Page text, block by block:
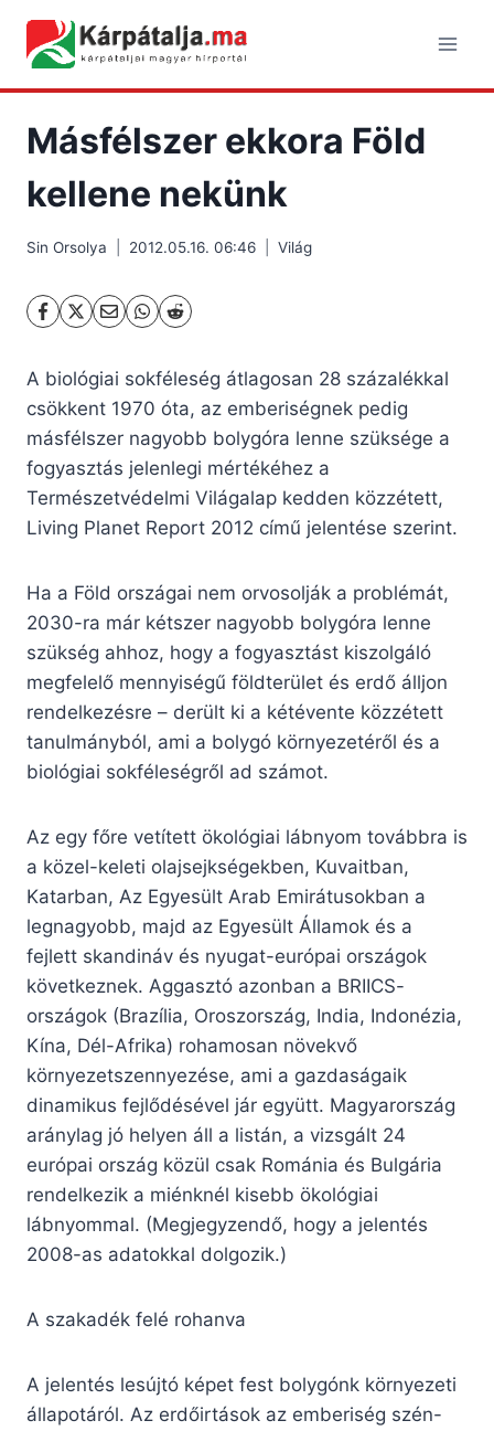
content
Másfélszer ekkora Föld
kellene nekünk
Sin Orsolya 2012.05.16. 06:46 Világ
A biológiai sokféleség átlagosan 28 százalékkal
csökkent 1970 óta, az emberiségnek pedig
másfélszer nagyobb bolygóra lenne szüksége a
fogyasztás jelenlegi mértékéhez a
Természetvédelmi Világalap kedden közzétett,
Living Planet Report 2012 című jelentése szerint.
Ha a Föld országai nem orvosolják a problémát,
2030-ra már kétszer nagyobb bolygóra lenne
szükség ahhoz, hogy a fogyasztást kiszolgáló
megfelelő mennyiségű földterület és erdő álljon
rendelkezésre – derült ki a kétévente közzétett
tanulmányból, ami a bolygó környezetéről és a
biológiai sokféleségről ad számot.
Az egy főre vetített ökológiai lábnyom továbbra is
a közel-keleti olajsejkségekben, Kuvaitban,
Katarban, Az Egyesült Arab Emirátusokban a
legnagyobb, majd az Egyesült Államok és a
fejlett skandináv és nyugat-európai országok
következnek. Aggasztó azonban a BRIICS-
országok (Brazília, Oroszország, India, Indonézia,
Kína, Dél-Afrika) rohamosan növekvő
környezetszennyezése, ami a gazdaságaik
dinamikus fejlődésével jár együtt. Magyarország
aránylag jó helyen áll a listán, a vizsgált 24
európai ország közül csak Románia és Bulgária
rendelkezik a miénknél kisebb ökológiai
lábnyommal. (Megjegyzendő, hogy a jelentés
2008-as adatokkal dolgozik.)
A szakadék felé rohanva
A jelentés lesújtó képet fest bolygónk környezeti
állapotáról. Az erdőirtások az emberiség szén-